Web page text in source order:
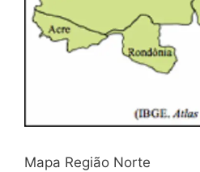
Mapa Região Norte